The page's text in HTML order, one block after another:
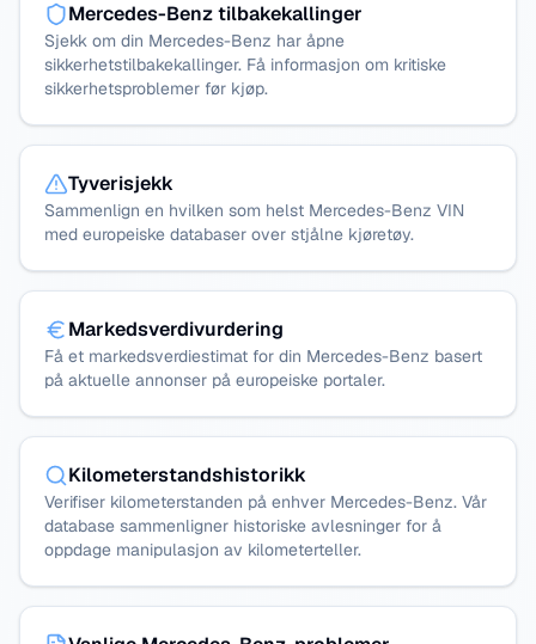
Mercedes-Benz tilbakekallinger
Sjekk om din Mercedes-Benz har åpne
sikkerhetstilbakekallinger. Få informasjon om kritiske
sikkerhetsproblemer før kjøp.
Tyverisjekk
Sammenlign en hvilken som helst Mercedes-Benz VIN
med europeiske databaser over stjålne kjøretøy.
Markedsverdivurdering
Få et markedsverdiestimat for din Mercedes-Benz basert
på aktuelle annonser på europeiske portaler.
Kilometerstandshistorikk
Verifiser kilometerstanden på enhver Mercedes-Benz. Vår
database sammenligner historiske avlesninger for å
oppdage manipulasjon av kilometerteller.